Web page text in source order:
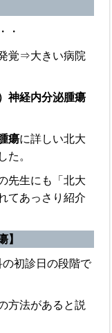
・
覚⇒大きい病院
神経内分泌腫瘍
瘍に詳しい北大
た。
先生にも「北大
てあっさり紹介
】
初診日の段階で
法があると説